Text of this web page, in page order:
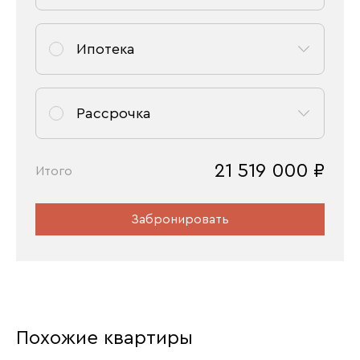
Ипотека
Рассрочка
Итого 21 519 000 ₽
Забронировать
Похожие квартиры